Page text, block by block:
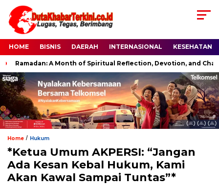
HOME BISNIS DAERAH INTERNASIONAL KESEHATAN
A Month of Spiritual Reflection, Devotion, and Charity
Home / Hukum
*Ketua Umum AKPERSI: “Jangan
Ada Kesan Kebal Hukum, Kami
Akan Kawal Sampai Tuntas”*